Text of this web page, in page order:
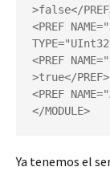
>false</
<PREF
<PREF
>true</PREF>
<PREF
</MODULE>
Ya tenemos el